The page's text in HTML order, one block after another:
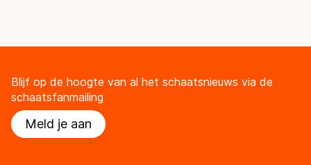
Blijf op de hoogte van al het schaatsnieuws via de
schaatsfanmailing
Meld je aan